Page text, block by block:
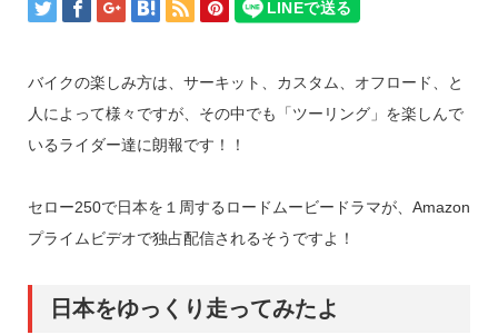
バイクの楽しみ方は、サーキット、カスタム、オフロード、と
人によって様々ですが、その中でも「ツーリング」を楽しんで
いるライダー達に朗報です！！
セロー250で日本を１周するロードムービードラマが、 Amazon
プライムビデオで独占配信されるそうですよ！
日本をゆっくり走ってみたよ